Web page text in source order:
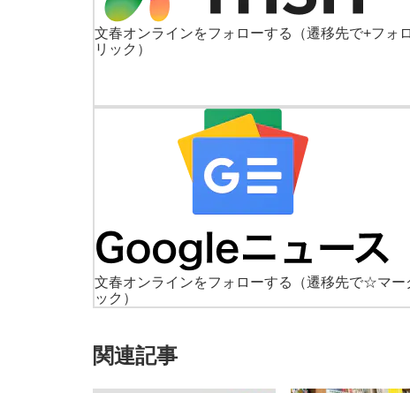
文春オンラインをフォローする
（遷移先で+フォ
リック）
文春オンラインをフォローする
（遷移先で☆マー
ック）
関連記事